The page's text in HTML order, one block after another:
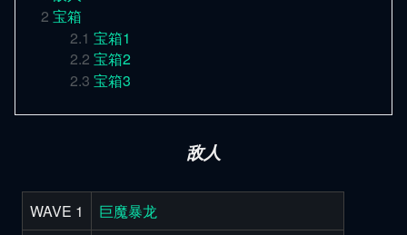
2 宝箱
2.1 宝箱1
2.2 宝箱2
2.3 宝箱3
敌人
WAVE 1
巨魔暴龙